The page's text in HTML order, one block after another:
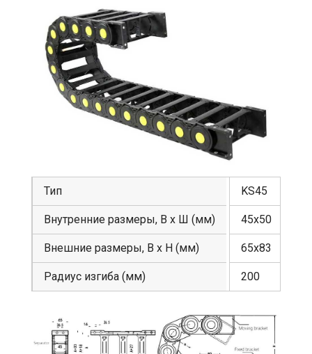
Тип
Внутренние размеры, В х Ш (мм)
Внешние размеры, В х Н (мм)
Радиус изгиба (мм)
KS45
45х50
65х83
200